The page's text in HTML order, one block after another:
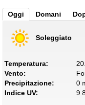
Oggi Domani
Soleggiato
Temperatura:
Vento:
Precipitazione:
0
Indice UV: